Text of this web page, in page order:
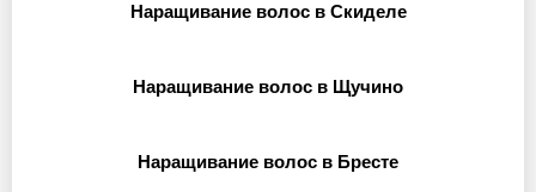
Наращивание волос в Скиделе
Наращивание волос в Щучино
Наращивание волос в Бресте